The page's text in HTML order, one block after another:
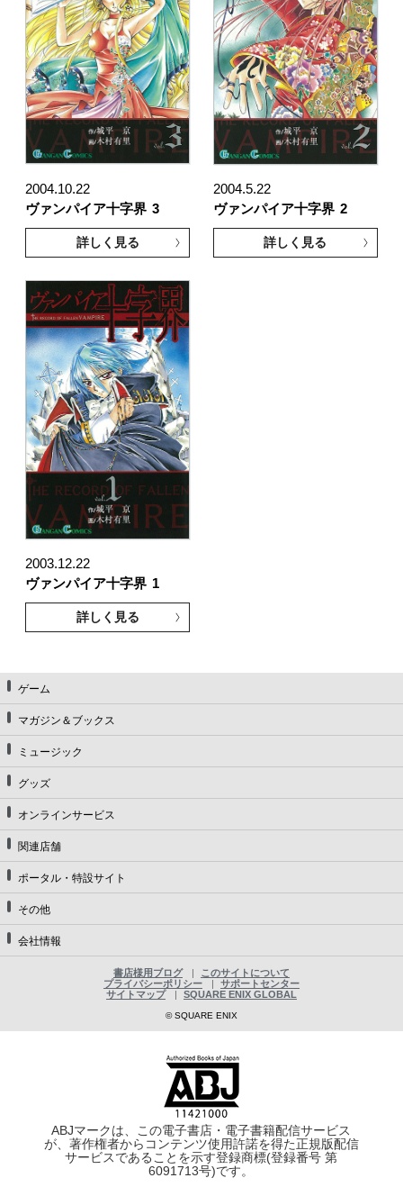
2004.10.22
ヴァンパイア十字界 3
詳しく見る
2004.5.22
ヴァンパイア十字界 2
詳しく見る
2003.12.22
ヴァンパイア十字界 1
詳しく見る
ゲーム
マガジン＆ブックス
ミュージック
グッズ
オンラインサービス
関連店舗
ポータル・特設サイト
その他
会社情報
書店様用ブログ
このサイトについて
プライバシーポリシー
サポートセンター
サイトマップ
SQUARE ENIX GLOBAL
© SQUARE ENIX
ABJマークは、この電子書店・電子書籍配信サービス
が、著作権者からコンテンツ使用許諾を得た正規版配信
サービスであることを示す登録商標(登録番号 第
6091713号)です。